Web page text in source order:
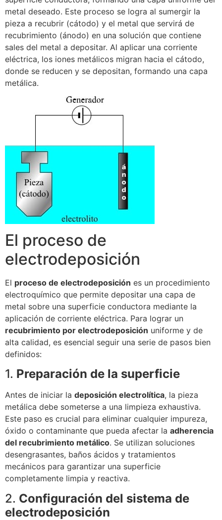
metal deseado. Este proceso se logra al sumergir la
pieza a recubrir (cátodo) y el metal que servirá de
recubrimiento (ánodo) en una solución que contiene
sales del metal a depositar. Al aplicar una corriente
eléctrica, los iones metálicos migran hacia el cátodo,
donde se reducen y se depositan, formando una capa
metálica.
El proceso de
electrodeposición
El proceso de electrodeposición es un procedimiento
electroquímico que permite depositar una capa de
metal sobre una superficie conductora mediante la
aplicación de corriente eléctrica. Para lograr un
recubrimiento por electrodeposición uniforme y de
alta calidad, es esencial seguir una serie de pasos bien
definidos:
1. Preparación de la superficie
Antes de iniciar la deposición electrolítica, la pieza
metálica debe someterse a una limpieza exhaustiva.
Este paso es crucial para eliminar cualquier impureza,
óxido o contaminante que pueda afectar la adherencia
del recubrimiento metálico. Se utilizan soluciones
desengrasantes, baños ácidos y tratamientos
mecánicos para garantizar una superficie
completamente limpia y reactiva.
2. Configuración del sistema de
electrodeposición